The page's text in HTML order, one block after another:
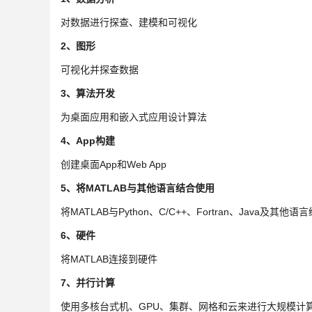
对数据进行探查、建模和可视化
2、图形
可视化并探查数据
3、算法开发
为桌面应用和嵌入式应用设计算法
4、App构建
创建桌面App和Web App
5、将MATLAB与其他语言结合使用
将MATLAB与Python、C/C++、Fortran、Java及其他语言
6、硬件
将MATLAB连接到硬件
7、并行计算
使用多核台式机、GPU、集群、网格和云来进行大规模计